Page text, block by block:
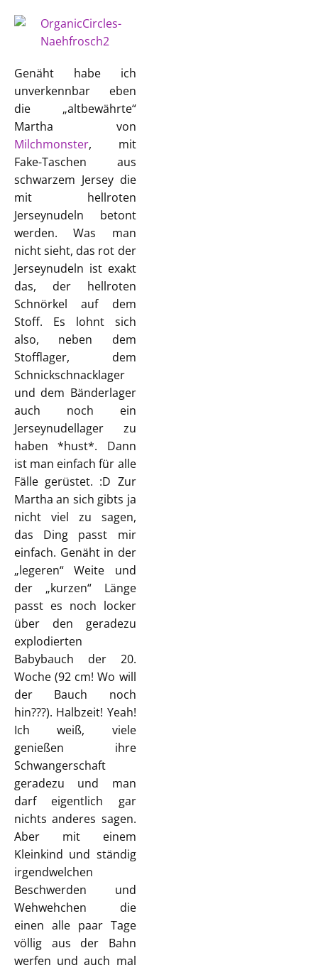
Genäht habe ich
unverkennbar eben
die „altbewährte“
Martha von
Milchmonster, mit
Fake-Taschen aus
schwarzem Jersey die
mit hellroten
Jerseynudeln betont
werden. Was man
nicht sieht, das rot der
Jerseynudeln ist exakt
das, der hellroten
Schnörkel auf dem
Stoff. Es lohnt sich
also, neben dem
Stofflager, dem
Schnickschnacklager
und dem Bänderlager
auch noch ein
Jerseynudellager zu
haben *hust*. Dann
ist man einfach für alle
Fälle gerüstet. :D Zur
Martha an sich gibts ja
nicht viel zu sagen,
das Ding passt mir
einfach. Genäht in der
„legeren“ Weite und
der „kurzen“ Länge
passt es noch locker
über den geradezu
explodierten
Babybauch der 20.
Woche (92 cm! Wo will
der Bauch noch
hin???). Halbzeit! Yeah!
Ich weiß, viele
genießen ihre
Schwangerschaft
geradezu und man
darf eigentlich gar
nichts anderes sagen.
Aber mit einem
Kleinkind und ständig
irgendwelchen
Beschwerden und
Wehwehchen die
einen alle paar Tage
völlig aus der Bahn
werfen und auch mal